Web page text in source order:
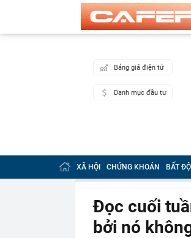
Bảng giá điện tử
Danh mục đầu tư
XÃ HỘI CHỨNG KHOÁN BẤT
Đọc cuối
bởi nó